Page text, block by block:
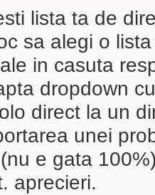
lista ta de
sa alegi o
in casuta
dropdown
direct la un
unei
e gata
aprecieri.